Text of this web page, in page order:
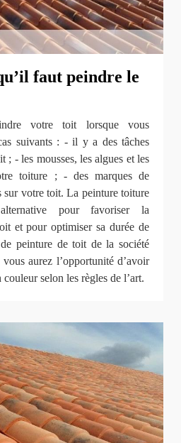
faut peindre le
votre toit lorsque vous
suivants : - il y a des tâches
; - les mousses, les algues et les
toiture ; - des marques de
sur votre toit. La peinture toiture
pour favoriser la
et pour optimiser sa durée de
peinture de toit de la société
aurez l’opportunité d’avoir
selon les règles de l’art.